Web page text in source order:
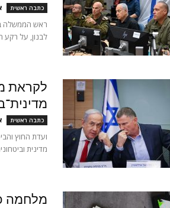
כתבה ראשית
לבנון, על רקע
לקראת
כתבה ראשית
ועדת החוץ
מדינית
מלחמה